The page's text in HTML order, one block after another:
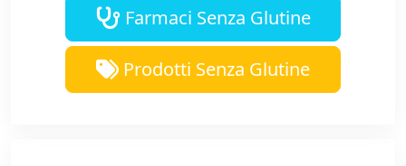
Farmaci Senza Glutine
Prodotti Senza Glutine